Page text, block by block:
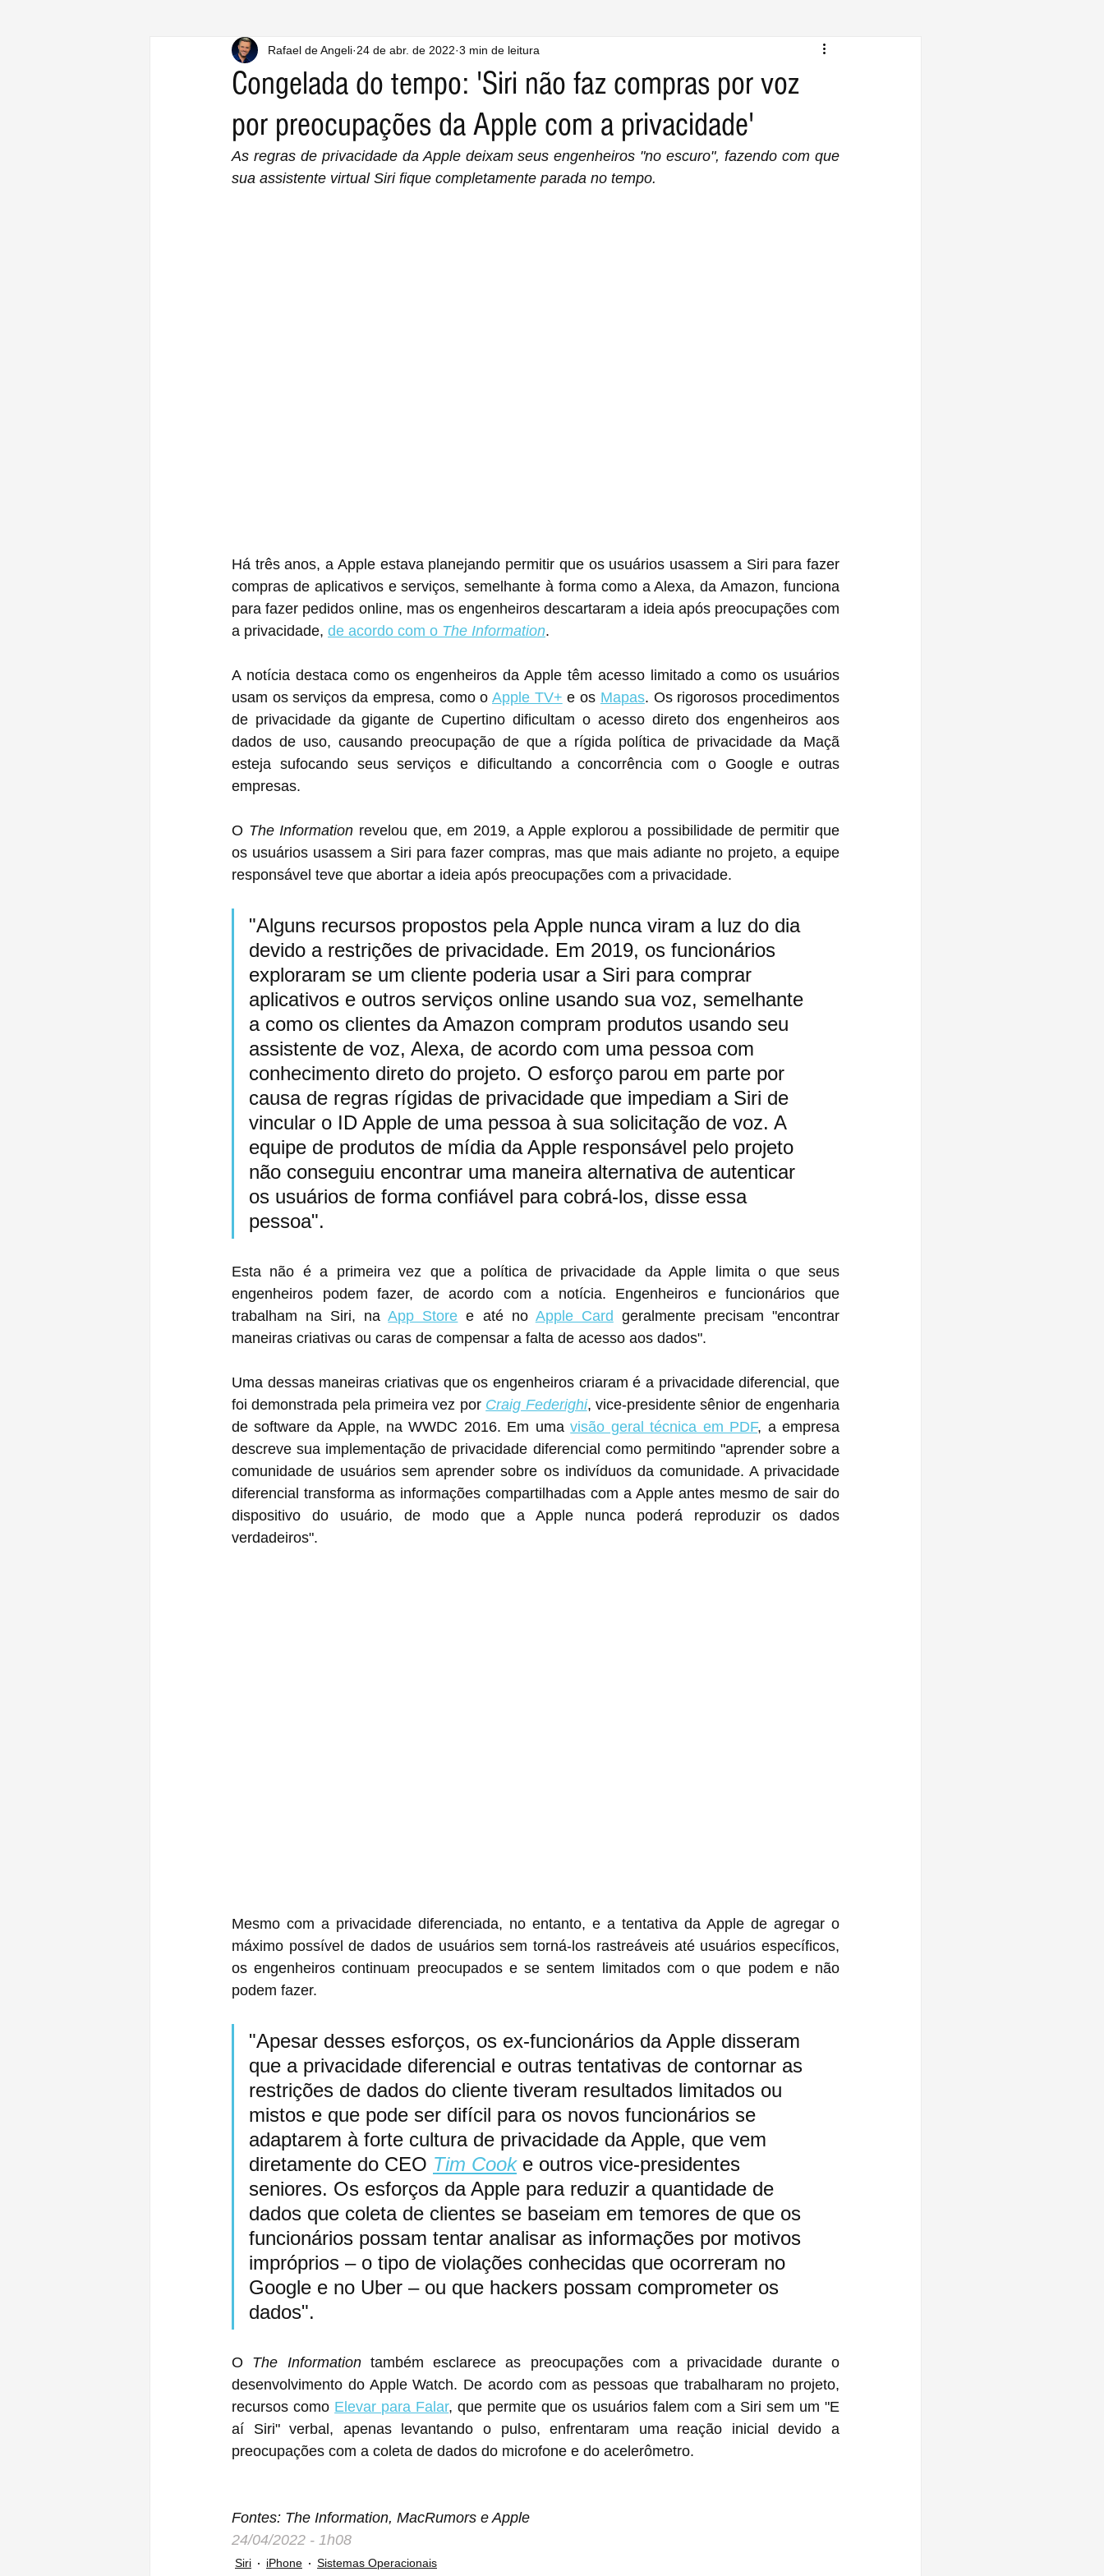
Congelada do tempo: 'Siri não faz compras por voz
por preocupações da Apple com a privacidade'
Rafael de Angeli 24 de abr. de 2022 3 min de leitura
As regras de privacidade da Apple deixam seus engenheiros "no escuro", fazendo com que
sua assistente virtual Siri fique completamente parada no tempo.
Há três anos, a Apple estava planejando permitir que os usuários usassem a Siri para fazer
compras de aplicativos e serviços, semelhante à forma como a Alexa, da Amazon, funciona
para fazer pedidos online, mas os engenheiros descartaram a ideia após preocupações com
a privacidade, de acordo com o The Information.
A notícia destaca como os engenheiros da Apple têm acesso limitado a como os usuários
usam os serviços da empresa, como o Apple TV+ e os Mapas. Os rigorosos procedimentos
de privacidade da gigante de Cupertino dificultam o acesso direto dos engenheiros aos
dados de uso, causando preocupação de que a rígida política de privacidade da Maçã
esteja sufocando seus serviços e dificultando a concorrência com o Google e outras
empresas.
O The Information revelou que, em 2019, a Apple explorou a possibilidade de permitir que
os usuários usassem a ‌Siri‌ para fazer compras, mas que mais adiante no projeto, a equipe
responsável teve que abortar a ideia após preocupações com a privacidade.
"Alguns recursos propostos pela Apple nunca viram a luz do dia
devido a restrições de privacidade. Em 2019, os funcionários
exploraram se um cliente poderia usar a Siri para comprar
aplicativos e outros serviços online usando sua voz, semelhante
a como os clientes da Amazon compram produtos usando seu
assistente de voz, Alexa, de acordo com uma pessoa com
conhecimento direto do projeto. O esforço parou em parte por
causa de regras rígidas de privacidade que impediam a Siri de
vincular o ID Apple de uma pessoa à sua solicitação de voz. A
equipe de produtos de mídia da Apple responsável pelo projeto
não conseguiu encontrar uma maneira alternativa de autenticar
os usuários de forma confiável para cobrá-los, disse essa
pessoa".
Esta não é a primeira vez que a política de privacidade da Apple limita o que seus
engenheiros podem fazer, de acordo com a notícia. Engenheiros e funcionários que
trabalham na ‌Siri‌, na App Store e até no Apple Card geralmente precisam "encontrar
maneiras criativas ou caras de compensar a falta de acesso aos dados".
Uma dessas maneiras criativas que os engenheiros criaram é a privacidade diferencial, que
foi demonstrada pela primeira vez por Craig Federighi, vice-presidente sênior de engenharia
de software da Apple, na WWDC 2016. Em uma visão geral técnica em PDF, a empresa
descreve sua implementação de privacidade diferencial como permitindo "aprender sobre a
comunidade de usuários sem aprender sobre os indivíduos da comunidade. A privacidade
diferencial transforma as informações compartilhadas com a Apple antes mesmo de sair do
dispositivo do usuário, de modo que a Apple nunca poderá reproduzir os dados
verdadeiros".
Mesmo com a privacidade diferenciada, no entanto, e a tentativa da Apple de agregar o
máximo possível de dados de usuários sem torná-los rastreáveis ​​até usuários específicos,
os engenheiros continuam preocupados e se sentem limitados com o que podem e não
podem fazer.
"Apesar desses esforços, os ex-funcionários da Apple disseram
que a privacidade diferencial e outras tentativas de contornar as
restrições de dados do cliente tiveram resultados limitados ou
mistos e que pode ser difícil para os novos funcionários se
adaptarem à forte cultura de privacidade da Apple, que vem
diretamente do CEO Tim Cook e outros vice-presidentes
seniores. Os esforços da Apple para reduzir a quantidade de
dados que coleta de clientes se baseiam em temores de que os
funcionários possam tentar analisar as informações por motivos
impróprios – o tipo de violações conhecidas que ocorreram no
Google e no Uber – ou que hackers possam comprometer os
dados".
O The Information também esclarece as preocupações com a privacidade durante o
desenvolvimento do Apple Watch. De acordo com as pessoas que trabalharam no projeto,
recursos como Elevar para Falar, que permite que os usuários falem com a ‌Siri‌ sem um "E
aí ‌Siri‌" verbal, apenas levantando o pulso, enfrentaram uma reação inicial devido a
preocupações com a coleta de dados do microfone e do acelerômetro.
Fontes: The Information, MacRumors e Apple
24/04/2022 - 1h08
Siri iPhone Sistemas Operacionais